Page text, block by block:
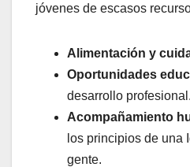
jóvenes de escasos
Alimentación y
Oportunidades
desarrollo profesional.
Acompañamiento
los principios de una
gente.